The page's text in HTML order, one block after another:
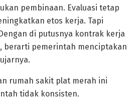
pembinaan. Evaluasi tetap
etos kerja. Tapi
di putusnya kontrak kerja
berarti pemerintah menciptakan
rumah sakit plat merah ini
tidak konsisten.